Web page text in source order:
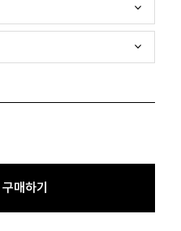
구매하기